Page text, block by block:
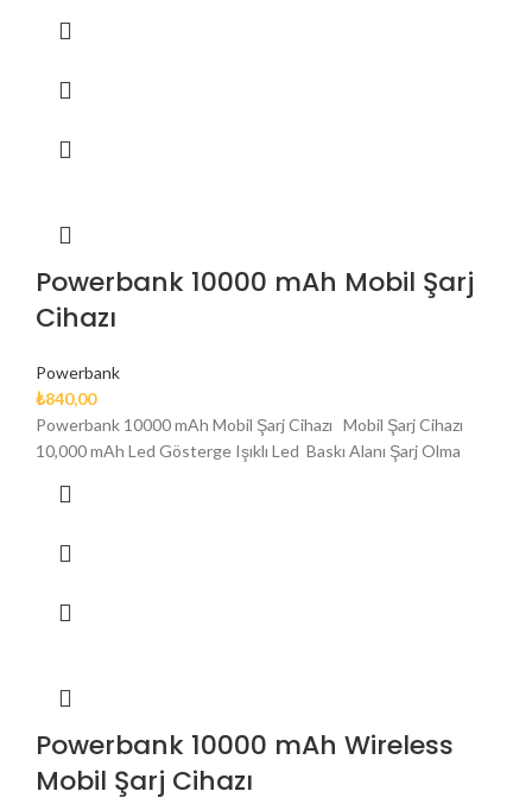
Powerbank 10000 mAh Mobil Şarj
Cihazı
Powerbank
₺840,00
Powerbank 10000 mAh Mobil Şarj Cihazı Mobil Şarj Cihazı
10,000 mAh Led Gösterge Işıklı Led Baskı Alanı Şarj Olma
Powerbank 10000 mAh Wireless
Mobil Şarj Cihazı